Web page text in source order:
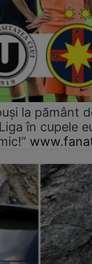
la pământ
în cupele